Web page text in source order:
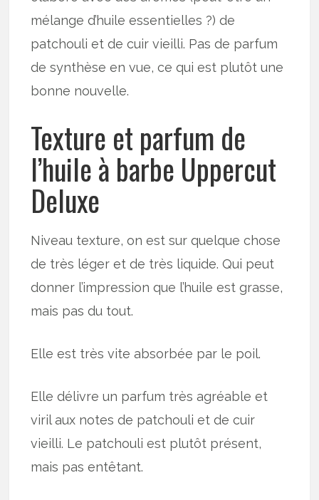
mélange d’huile essentielles ?) de
patchouli et de cuir vieilli. Pas de parfum
de synthèse en vue, ce qui est plutôt une
bonne nouvelle.
Texture et parfum de
l’huile à barbe Uppercut
Deluxe
Niveau texture, on est sur quelque chose
de très léger et de très liquide. Qui peut
donner l’impression que l’huile est grasse,
mais pas du tout.
Elle est très vite absorbée par le poil.
Elle délivre un parfum très agréable et
viril aux notes de patchouli et de cuir
vieilli. Le patchouli est plutôt présent,
mais pas entêtant.